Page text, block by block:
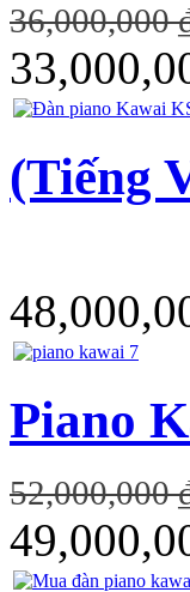
36,000,000
(Tiếng
Piano
52,000,000